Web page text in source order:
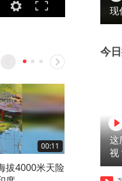
00:11
拔4000米天险 台湾中央山
现
今
这
视